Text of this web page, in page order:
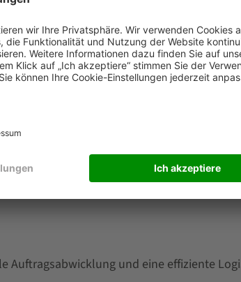
maximaler Belastung
Auftragsabwicklung und eine effiziente